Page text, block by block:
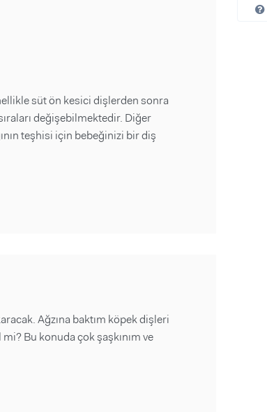
süt ön kesici dişlerden sonra
değişebilmektedir. Diğer
teşhisi için bebeğinizi bir diş
Ağzına baktım köpek dişleri
Bu konuda çok şaşkınım ve